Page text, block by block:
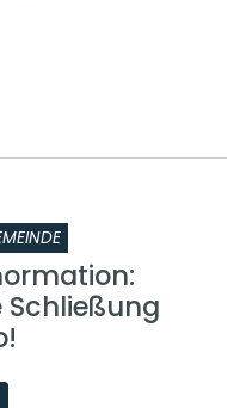
Schließung